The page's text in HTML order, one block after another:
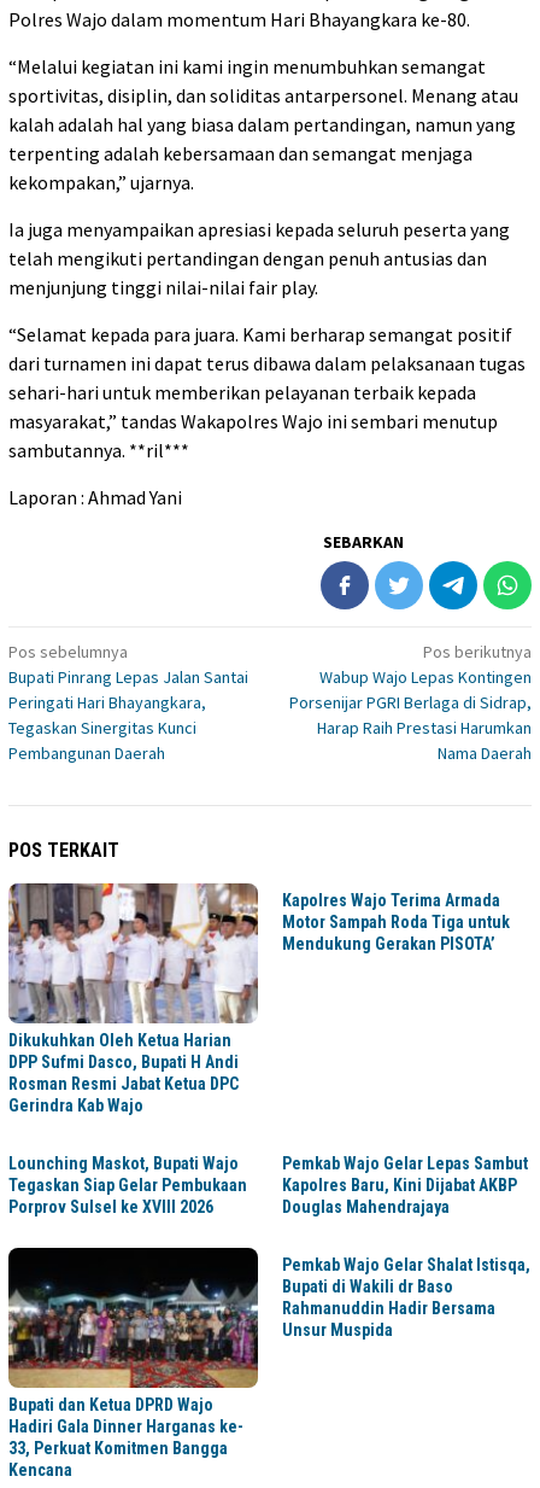
Polres Wajo dalam momentum Hari Bhayangkara ke-80.
“Melalui kegiatan ini kami ingin menumbuhkan semangat
sportivitas, disiplin, dan soliditas antarpersonel. Menang atau
kalah adalah hal yang biasa dalam pertandingan, namun yang
terpenting adalah kebersamaan dan semangat menjaga
kekompakan,” ujarnya.
Ia juga menyampaikan apresiasi kepada seluruh peserta yang
telah mengikuti pertandingan dengan penuh antusias dan
menjunjung tinggi nilai-nilai fair play.
“Selamat kepada para juara. Kami berharap semangat positif
dari turnamen ini dapat terus dibawa dalam pelaksanaan tugas
sehari-hari untuk memberikan pelayanan terbaik kepada
masyarakat,” tandas Wakapolres Wajo ini sembari menutup
sambutannya. **ril***
Laporan : Ahmad Yani
SEBARKAN
Navigasi
pos
Pos sebelumnya
Bupati Pinrang Lepas Jalan Santai
Peringati Hari Bhayangkara,
Tegaskan Sinergitas Kunci
Pembangunan Daerah
Pos berikutnya
Wabup Wajo Lepas Kontingen
Porsenijar PGRI Berlaga di Sidrap,
Harap Raih Prestasi Harumkan
Nama Daerah
POS TERKAIT
Dikukuhkan Oleh Ketua Harian
DPP Sufmi Dasco, Bupati H Andi
Rosman Resmi Jabat Ketua DPC
Gerindra Kab Wajo
Kapolres Wajo Terima Armada
Motor Sampah Roda Tiga untuk
Mendukung Gerakan PISOTA’
Lounching Maskot, Bupati Wajo
Tegaskan Siap Gelar Pembukaan
Porprov Sulsel ke XVIII 2026
Pemkab Wajo Gelar Lepas Sambut
Kapolres Baru, Kini Dijabat AKBP
Douglas Mahendrajaya
Bupati dan Ketua DPRD Wajo
Hadiri Gala Dinner Harganas ke-
33, Perkuat Komitmen Bangga
Kencana
Pemkab Wajo Gelar Shalat Istisqa,
Bupati di Wakili dr Baso
Rahmanuddin Hadir Bersama
Unsur Muspida